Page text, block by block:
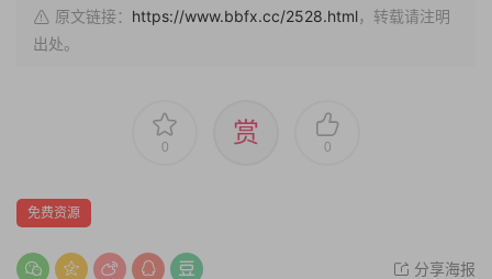
原文链接： https://www.bbfx.cc/2528.html，转载请注明
出处。
0 赏 0
免费资源
分享海报